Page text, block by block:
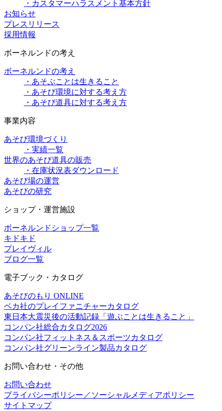
・カスタマーハラスメント基本方針
お知らせ
プレスリリース
採用情報
ボーネルンドの考え
ボーネルンドの考え
・あそぶことは生きること
・あそび環境に対する考え方
・あそび道具に対する考え方
事業内容
あそび環境づくり
・実績一覧
世界のあそび道具の販売
・在庫状況表ダウンロード
あそび場の運営
あそびの研究
ショップ・運営施設
ボーネルンドショップ一覧
キドキド
プレイヴィル
ブログ一覧
電子ブック・カタログ
あそびのもり ONLINE
ベカ社のプレイファニチャーカタログ
東日本大震災後の活動記録「遊ぶことは生きること」
コンパン社総合カタログ2026
コンパン社フィットネス＆スポーツカタログ
コンパン社グリーンライン製品カタログ
お問い合わせ・その他
お問い合わせ
プライバシーポリシー／ソーシャルメディアポリシー
サイトマップ